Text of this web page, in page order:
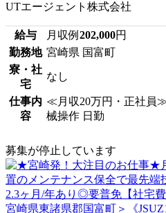
UTエージェント株式会社
給与 月収例 202,000円
勤務地 宮崎県 国富町
寮・社
宅
なし
仕事内
容
≪月収20万円・正社員
械操作 日勤
募集が停止しています